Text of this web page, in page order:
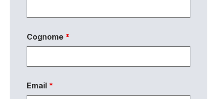
Cognome *
Email *